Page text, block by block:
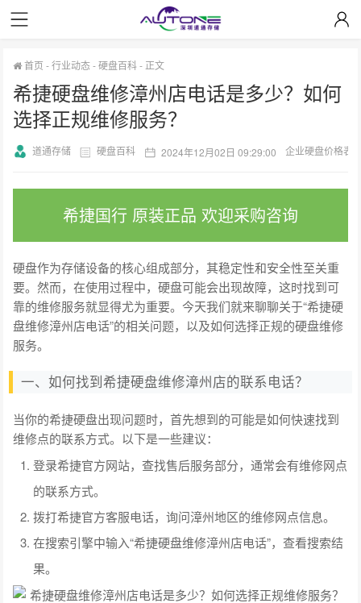
首页 -行业动态-硬盘百科- 正文
希捷硬盘维修漳州店电话是多少？如何
选择正规维修服务？
道通存储 硬盘百科 2024年12月02日 09:29:00 企业硬盘价格表
希捷国行 原装正品 欢迎采购咨询
硬盘作为存储设备的核心组成部分，其稳定性和安全性至关重
要。然而，在使用过程中，硬盘可能会出现故障，这时找到可
靠的维修服务就显得尤为重要。今天我们就来聊聊关于“希捷硬
盘维修漳州店电话”的相关问题，以及如何选择正规的硬盘维修
服务。
一、如何找到希捷硬盘维修漳州店的联系电话？
当你的希捷硬盘出现问题时，首先想到的可能是如何快速找到
维修点的联系方式。以下是一些建议：
登录希捷官方网站，查找售后服务部分，通常会有维修网点
的联系方式。
拨打希捷官方客服电话，询问漳州地区的维修网点信息。
在搜索引擎中输入“希捷硬盘维修漳州店电话”，查看搜索结
果。